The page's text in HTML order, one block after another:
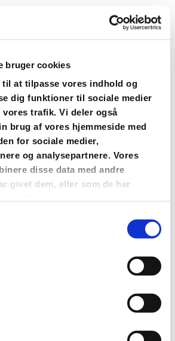
bruger cookies
at tilpasse vores indhold og
dig funktioner til sociale medier
trafik. Vi deler også
brug af vores hjemmeside med
for sociale medier,
og analysepartnere. Vores
disse data med andre
givet dem, eller som de har
også kunne
lide...